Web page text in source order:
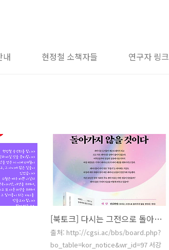
내 현정철 소책자들 연구자 링크
[북토크] 다시는 그전으로 돌아가지 않을 것이다
출처: http://cgsi.ac/bbs/board.php?
bo_table=kor_notice&wr_id=97 서강